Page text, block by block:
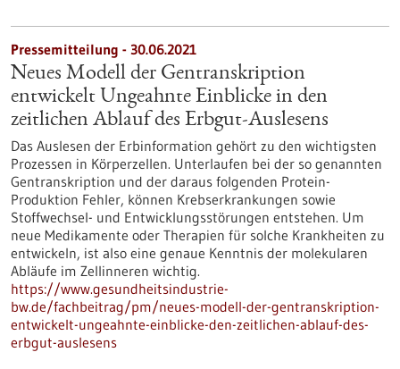
Pressemitteilung - 30.06.2021
Neues Modell der Gentranskription
entwickelt Ungeahnte Einblicke in den
zeitlichen Ablauf des Erbgut-Auslesens
Das Auslesen der Erbinformation gehört zu den wichtigsten
Prozessen in Körperzellen. Unterlaufen bei der so genannten
Gentranskription und der daraus folgenden Protein-
Produktion Fehler, können Krebserkrankungen sowie
Stoffwechsel- und Entwicklungsstörungen entstehen. Um
neue Medikamente oder Therapien für solche Krankheiten zu
entwickeln, ist also eine genaue Kenntnis der molekularen
Abläufe im Zellinneren wichtig.
https://www.gesundheitsindustrie-
bw.de/fachbeitrag/pm/neues-modell-der-gentranskription-
entwickelt-ungeahnte-einblicke-den-zeitlichen-ablauf-des-
erbgut-auslesens